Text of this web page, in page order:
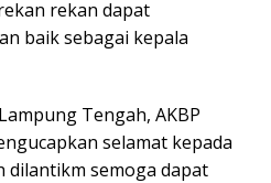
rekan dapat
baik sebagai kepala
Tengah, AKBP
selamat kepada
dilantikm semoga dapat